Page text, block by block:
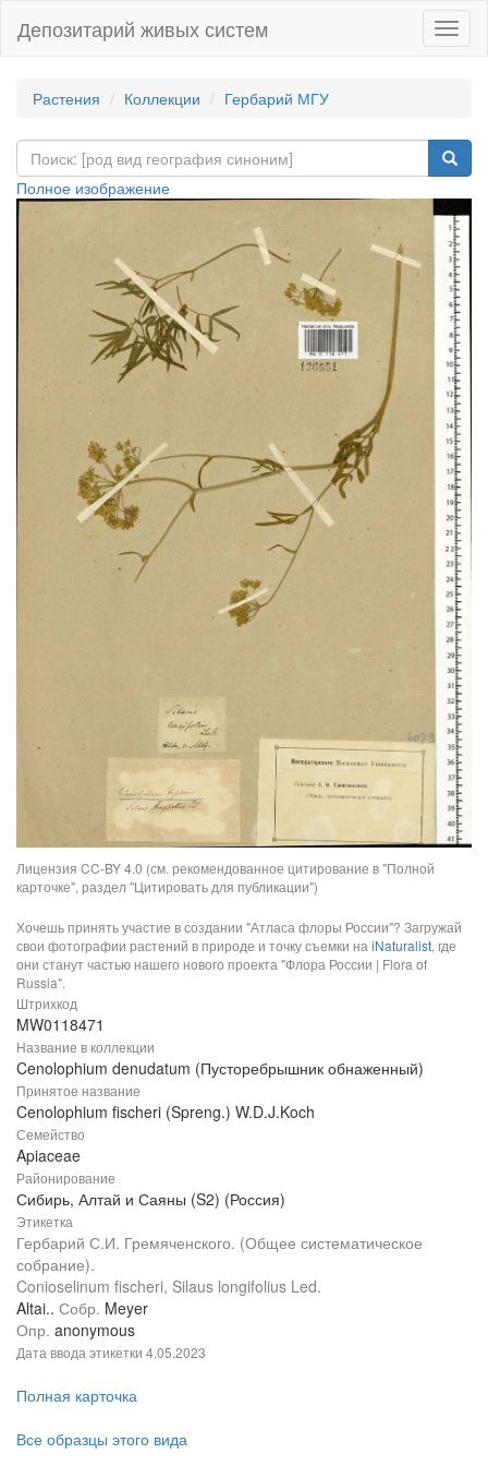
Депозитарий живых систем
Растения Коллекции Гербарий МГУ
Полное изображение
Лицензия CC-BY 4.0 (см. рекомендованное цитирование в "Полной
карточке", раздел "Цитировать для публикации")
Хочешь принять участие в создании "Атласа флоры России"? Загружай
свои фотографии растений в природе и точку съемки на iNaturalist, где
они станут частью нашего нового проекта "Флора России | Flora of
Russia".
Штрихкод
MW0118471
Название в коллекции
Cenolophium denudatum (Пусторебрышник обнаженный)
Принятое название
Cenolophium fischeri (Spreng.) W.D.J.Koch
Семейство
Apiaceae
Районирование
Сибирь, Алтай и Саяны (S2) (Россия)
Этикетка
Гербарий С.И. Гремяченского. (Общее систематическое
собрание).
Conioselinum fischeri, Silaus longifolius Led.
Altai.. Собр. Meyer
Опр. anonymous
Дата ввода этикетки 4.05.2023
Полная карточка
Все образцы этого вида